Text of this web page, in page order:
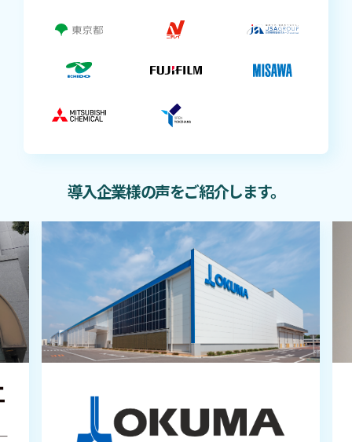
導入企業様の声をご紹介します。